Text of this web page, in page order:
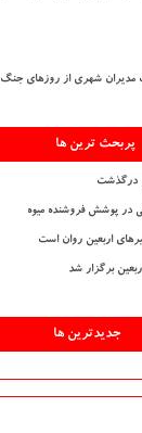
مدیران شهری از روزهای جنگ
پربحث ترین ها
درگذشت
اربعین روان است
برگزار شد
جدیدترین ها